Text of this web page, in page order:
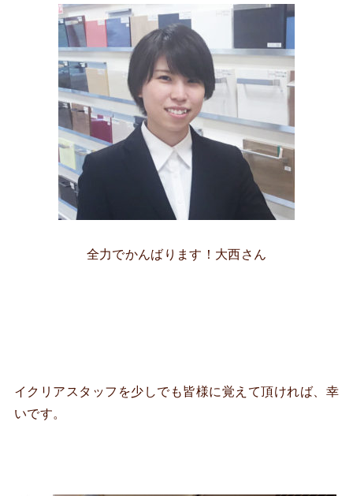
全力でかんばります！大西さん
イクリアスタッフを少しでも皆様に覚えて頂ければ、幸
いです。